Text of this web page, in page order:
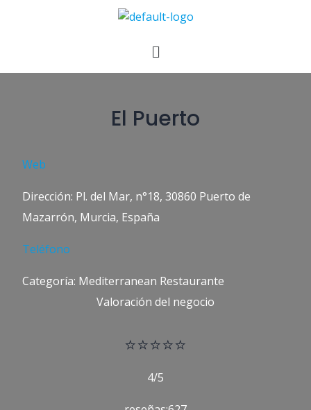
El Puerto
Web
Dirección: Pl. del Mar, n°18, 30860 Puerto de
Mazarrón, Murcia, España
Teléfono
Categoría: Mediterranean Restaurante
Valoración del negocio
⭐⭐⭐⭐⭐
4/5